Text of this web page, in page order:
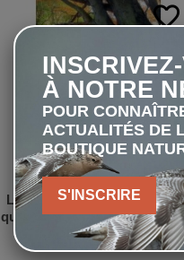
favorite_border
La vie secrète des arbres -
qu'ils ressentent - Comment
communiquent - Edition
normale
20,90 €
À NOTRE
POUR
ACTUALITÉS DE
BOUTIQUE
S'INSCRIRE